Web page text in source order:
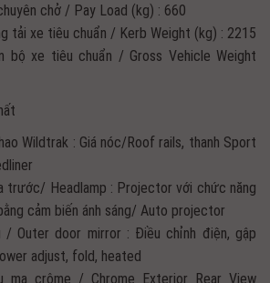
chở / Pay Load (kg) : 660
tải xe tiêu chuẩn / Kerb Weight (kg) : 2215
bộ xe tiêu chuẩn / Gross Vehicle Weight
Wildtrak : Giá nóc/Roof rails, thanh Sport
trước/ Headlamp : Projector với chức năng
cảm biến ánh sáng/ Auto projector
/ Outer door mirror : Điều chỉnh điện, gập
adjust, fold, heated
mạ crôme / Chrome Exterior Rear View